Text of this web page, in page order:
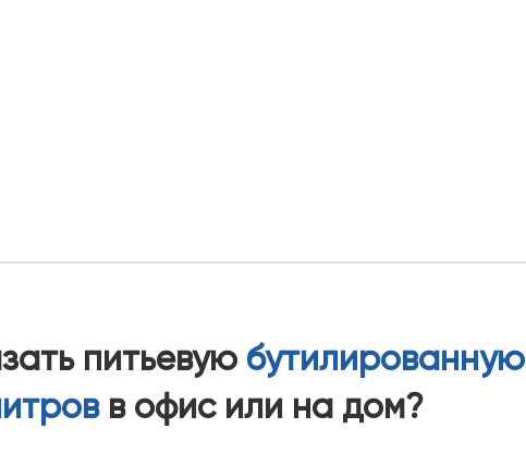
питьевую бутилированную
в офис или на дом?